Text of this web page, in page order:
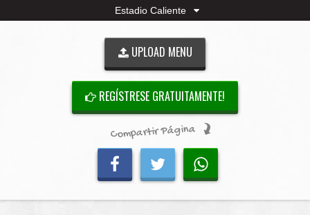
Estadio Caliente
UPLOAD MENU
REGÍSTRESE GRATUITAMENTE!
Compartir Página